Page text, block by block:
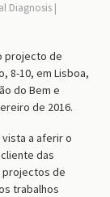
Diagnosis
projecto de
8-10, em Lisboa,
do Bem e
de 2016.
a aferir o
das
projectos de
trabalhos